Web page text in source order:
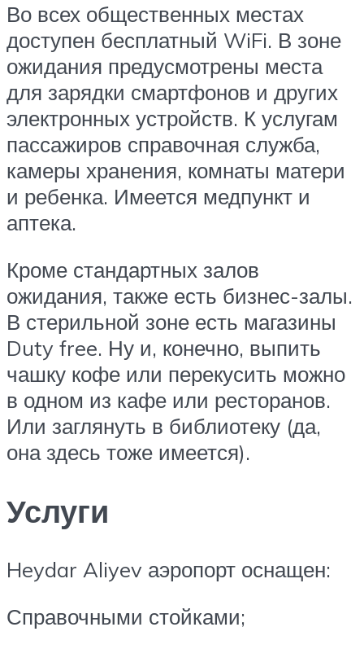
Во всех общественных местах
доступен бесплатный WiFi. В зоне
ожидания предусмотрены места
для зарядки смартфонов и других
электронных устройств. К услугам
пассажиров справочная служба,
камеры хранения, комнаты матери
и ребенка. Имеется медпункт и
аптека.
Кроме стандартных залов
ожидания, также есть бизнес-залы.
В стерильной зоне есть магазины
Duty free. Ну и, конечно, выпить
чашку кофе или перекусить можно
в одном из кафе или ресторанов.
Или заглянуть в библиотеку (да,
она здесь тоже имеется).
Услуги
Heydar Aliyev аэропорт оснащен:
Справочными стойками;